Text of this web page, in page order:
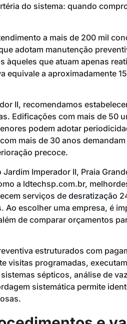
do sistema: quando
a mais de 200 mil
adotam manutenção
àqueles que atuam apenas
equivale a aproximadamente
II, recomendamos
Edificações com mais de 50
podem adotar
mais de 30 anos
precoce.
Imperador II, Praia
a ldtechsp.com.br,
serviços de desratização
escolher uma empresa, é
de comparar orçamentos
estruturados com
visitas programadas,
sépticos, análise de
sistemática permite